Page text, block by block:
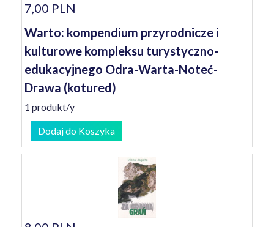
7,00 PLN
Warto: kompendium przyrodnicze i
kulturowe kompleksu turystyczno-
edukacyjnego Odra-Warta-Noteć-
Drawa (kotured)
1 produkt/y
Dodaj do Koszyka